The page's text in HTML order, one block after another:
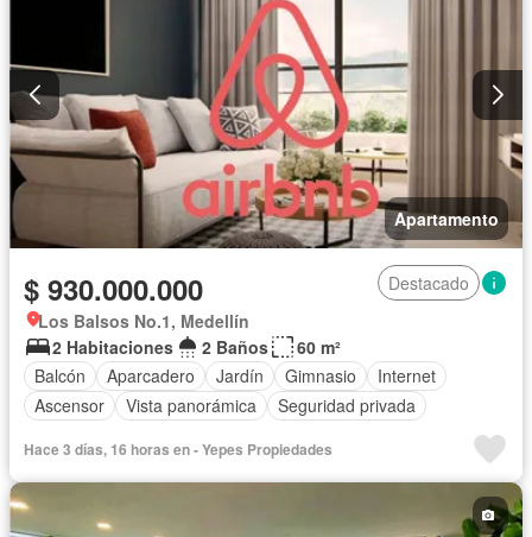
Apartamento
$ 930.000.000
Destacado
Los Balsos No.1, Medellín
2 Habitaciones
2 Baños
60 m²
Balcón
Aparcadero Jardín Gimnasio
Internet
Ascensor
Vista panorámica Seguridad privada
Hace 3 días, 16 horas en - Yepes Propiedades